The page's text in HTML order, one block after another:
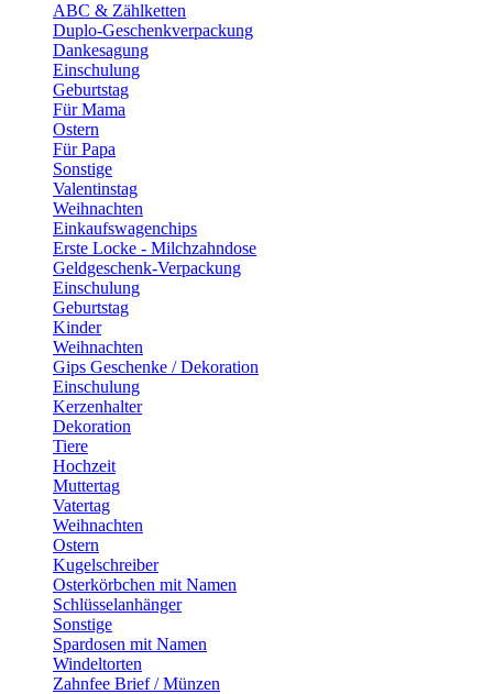
ABC & Zählketten
Duplo-Geschenkverpackung
Dankesagung
Einschulung
Geburtstag
Für Mama
Ostern
Für Papa
Sonstige
Valentinstag
Weihnachten
Einkaufswagenchips
Erste Locke - Milchzahndose
Geldgeschenk-Verpackung
Einschulung
Geburtstag
Kinder
Weihnachten
Gips Geschenke / Dekoration
Einschulung
Kerzenhalter
Dekoration
Tiere
Hochzeit
Muttertag
Vatertag
Weihnachten
Ostern
Kugelschreiber
Osterkörbchen mit Namen
Schlüsselanhänger
Sonstige
Spardosen mit Namen
Windeltorten
Zahnfee Brief / Münzen